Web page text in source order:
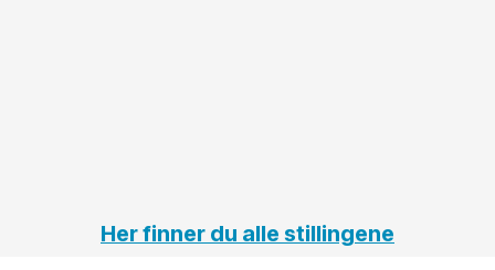
Her finner du alle stillingene